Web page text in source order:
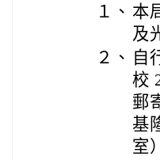
１、 本
及
２、
自
校
郵
基
室